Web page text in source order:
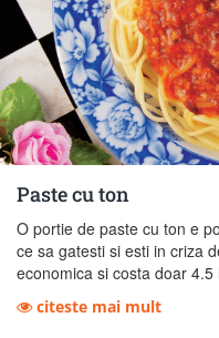
Paste cu ton
O portie de paste cu ton e
ce sa gatesti si esti in criza
economica si costa doar
citeste mai mult